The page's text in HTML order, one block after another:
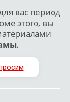
вас период
этого, вы
.